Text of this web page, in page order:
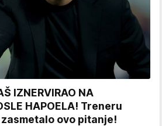
IZNERVIRAO NA
HAPOELA! Treneru
ovo pitanje!